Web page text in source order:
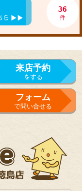
36
件
来店予約
をする
フォーム
で問い合せる